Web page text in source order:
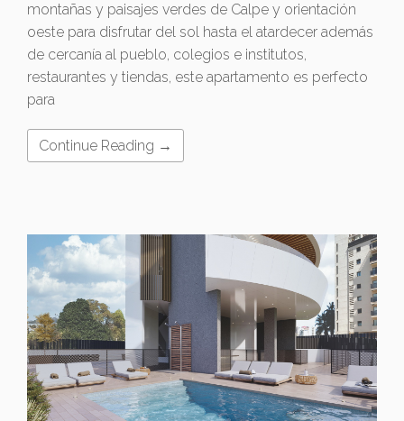
montañas y paisajes verdes de Calpe y orientación
oeste para disfrutar del sol hasta el atardecer además
de cercanía al pueblo, colegios e institutos,
restaurantes y tiendas, este apartamento es perfecto
para
Continue Reading →